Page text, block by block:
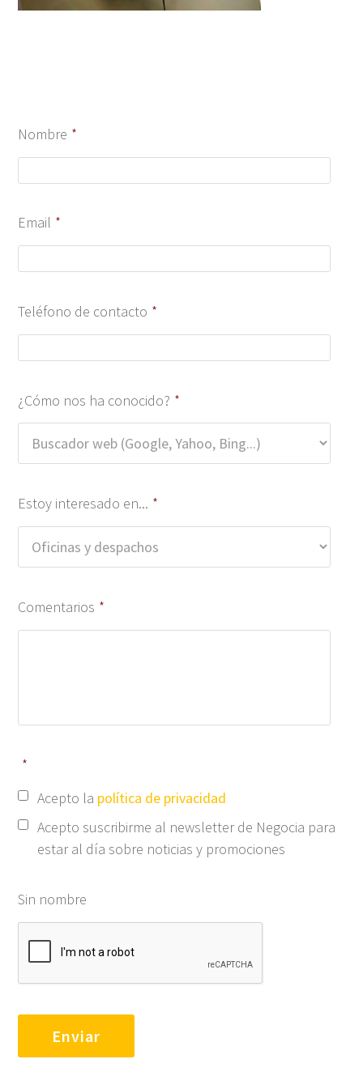
Nombre *
Email *
Teléfono de contacto *
¿Cómo nos ha conocido? *
Estoy interesado en... *
Comentarios *
*
Acepto la política de privacidad
Acepto suscribirme al newsletter de Negocia para
estar al día sobre noticias y promociones
Sin nombre